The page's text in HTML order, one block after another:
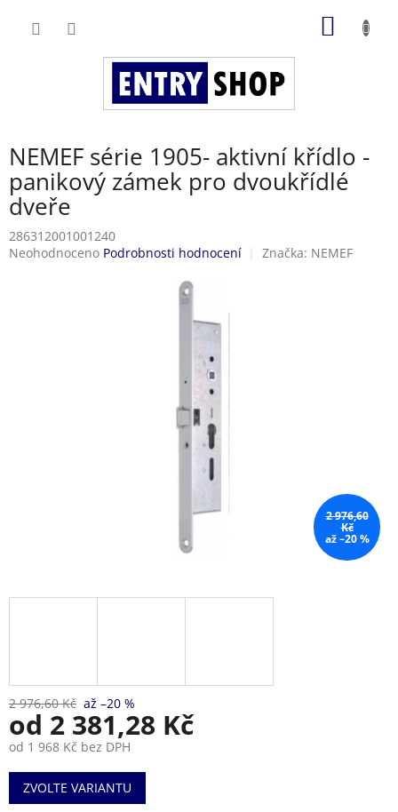
NEMEF série 1905- aktivní křídlo -
panikový zámek pro dvoukřídlé
dveře
286312001001240
Průměrné
Neohodnoceno Podrobnosti hodnocení Značka: NEMEF
2 976,60
Kč
až –20 %
2 976,60 Kč až –20 %
od 2 381,28 Kč
od 1 968 Kč bez DPH
Měrná
cena:
ZVOLTE VARIANTU